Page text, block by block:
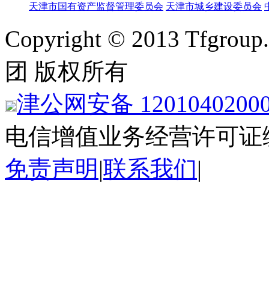
天津市国有资产监督管理委员会 天津市城乡建设委员会
Copyright © 2013
团 版权所有
津公网安备
电信增值业务经营许可证
免责声明 |联系我们|